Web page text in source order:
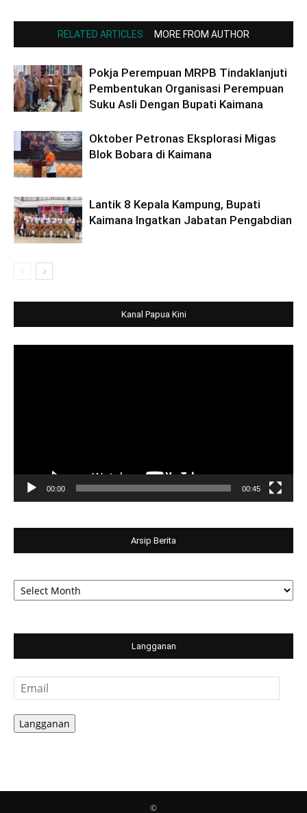
RELATED ARTICLES MORE FROM AUTHOR
Pokja Perempuan MRPB Tindaklanjuti
Pembentukan Organisasi Perempuan
Suku Asli Dengan Bupati Kaimana
Oktober Petronas Eksplorasi Migas
Blok Bobara di Kaimana
Lantik 8 Kepala Kampung, Bupati
Kaimana Ingatkan Jabatan Pengabdian
Kanal Papua Kini
00:00 00:45
Arsip Berita
Arsip
Berita
Langganan
Email
Langganan
©